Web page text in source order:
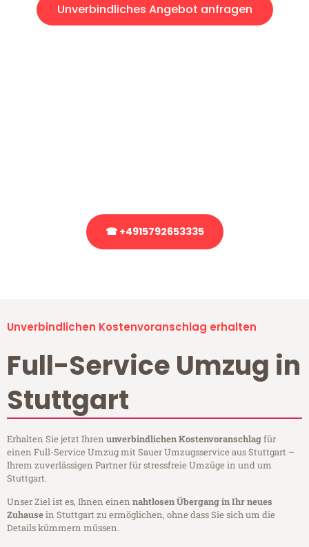
Unverbindliches Angebot anfragen
☎ +4915792653335
Unverbindlichen Kostenvoranschlag erhalten
Full-Service Umzug in
Stuttgart
Erhalten Sie jetzt Ihren unverbindlichen Kostenvoranschlagfür
einen Full-Service Umzug mit Sauer Umzugsservice aus Stuttgart –
Ihrem zuverlässigen Partner für stressfreie Umzüge in und um
Stuttgart.
Unser Ziel ist es, Ihnen einen nahtlosen Übergang in Ihr neues
Zuhausein Stuttgart zu ermöglichen, ohne dass Sie sich um die
Details kümmern müssen.